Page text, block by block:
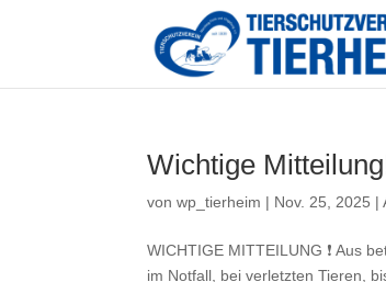
Wichtige
vonwp_tierheim | Nov. 25, 2025 |
WICHTIGE MITTEILUNG ❗ Aus
im Notfall, bei verletzten Tieren,